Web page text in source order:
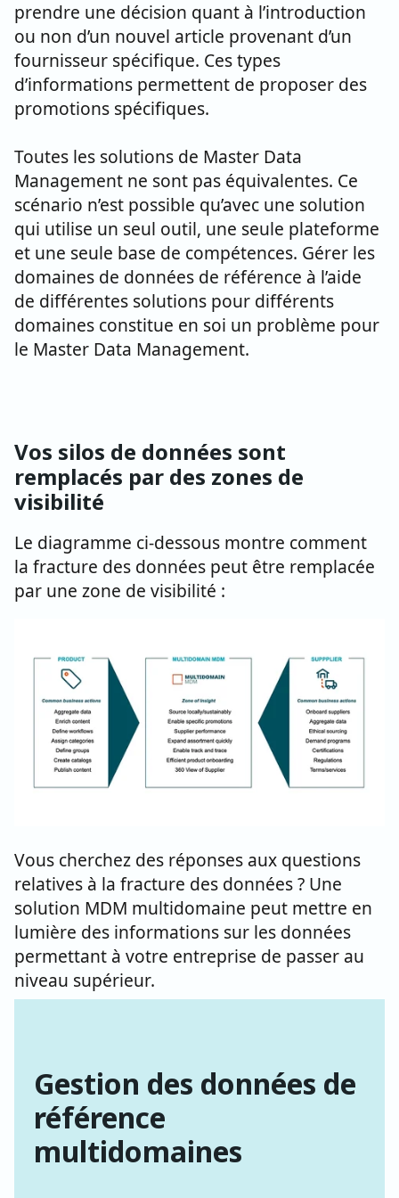
prendre une décision quant à l’introduction
ou non d’un nouvel article provenant d’un
fournisseur spécifique. Ces types
d’informations permettent de proposer des
promotions spécifiques.
Toutes les solutions de Master Data
Management ne sont pas équivalentes. Ce
scénario n’est possible qu’avec une solution
qui utilise un seul outil, une seule plateforme
et une seule base de compétences. Gérer les
domaines de données de référence à l’aide
de différentes solutions pour différents
domaines constitue en soi un problème pour
le Master Data Management.
Vos silos de données sont
remplacés par des zones de
visibilité
Le diagramme ci-dessous montre comment
la fracture des données peut être remplacée
par une zone de visibilité :
Vous cherchez des réponses aux questions
relatives à la fracture des données ? Une
solution MDM multidomaine peut mettre en
lumière des informations sur les données
permettant à votre entreprise de passer au
niveau supérieur.
Gestion des données de
référence
multidomaines